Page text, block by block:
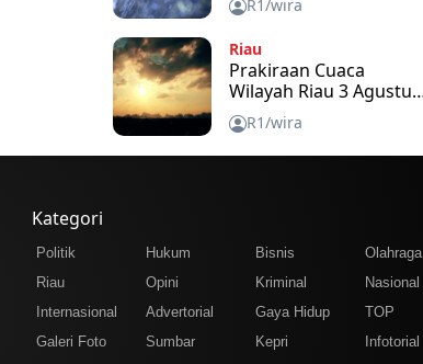
R1/wira
Riau
Prakiraan Cuaca
Wilayah Riau 3 Agustus
2026R1/wira
Kategori
Politik Hukum Bisnis
Olahraga
Riau
Opini Kriminal
Nasional
Internasional
Advertorial Gaya Hidup
TOP
Galeri Foto
Sumbar Kepri Infotorial